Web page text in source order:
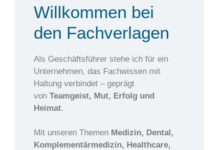
Willkommen bei
den Fachverlagen
Als Geschäftsführer stehe ich für ein
Unternehmen, das Fachwissen mit
Haltung verbindet – geprägt
von Teamgeist, Mut, Erfolg und
Heimat.
Mit unseren Themen Medizin, Dental,
Komplementärmedizin, Healthcare,